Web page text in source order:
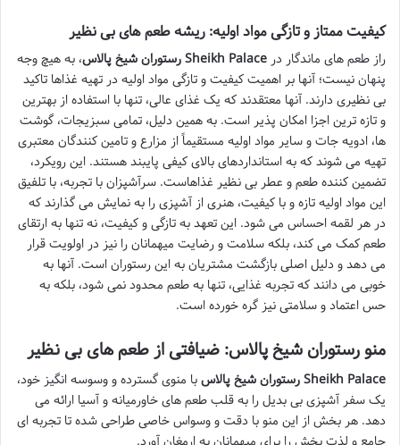
کیفیت ممتاز و تازگی مواد اولیه: ریشه طعم های بی نظیر
راز طعم های ماندگار در رستوران شیخ پالاس Sheikh Palace
، به هیچ وجه
پنهان نیست؛ آنها بر اهمیت کیفیت و تازگی مواد اولیه در تهیه غذاها تاکید
بی نظیری دارند. آنها معتقدند که یک غذای عالی، تنها با استفاده از بهترین
و تازه ترین اجزا امکان پذیر است. به همین دلیل، تمامی سبزیجات، گوشت
ها، ادویه جات و سایر مواد اولیه مستقیماً از مزارع و تامین کنندگان معتبری
تهیه می شوند که به استانداردهای بالای کیفی پایبند هستند. این رویکرد،
تضمین کننده طعم و عطر بی نظیر غذاهاست. سرآشپزان با تجربه، با تلفیق
این مواد اولیه تازه و با کیفیت، هنری از آشپزی را به نمایش می گذارند که
در هر لقمه احساس می شود. این تعهد به تازگی و کیفیت، نه تنها به ارتقای
طعم کمک می کند، بلکه سلامت و رضایت میهمانان را نیز در اولویت قرار
می دهد و دلیل اصلی بازگشت مشتریان به این رستوران است. آنها به
خوبی می دانند که تجربه غذایی، تنها به طعم محدود نمی شود، بلکه به
حس اعتماد و سلامتی نیز گره خورده است.
منو رستوران شیخ پالاس: ضیافتی از طعم های بی نظیر
رستوران شیخ پالاس Sheikh Palace
با منوی گسترده و وسوسه انگیز خود،
یک سفر آشپزی بی بدیل را به قلب طعم های خاورمیانه و آسیا ارائه می
دهد. هر بخش از این منو با دقت و وسواس خاصی طراحی شده تا تجربه ای